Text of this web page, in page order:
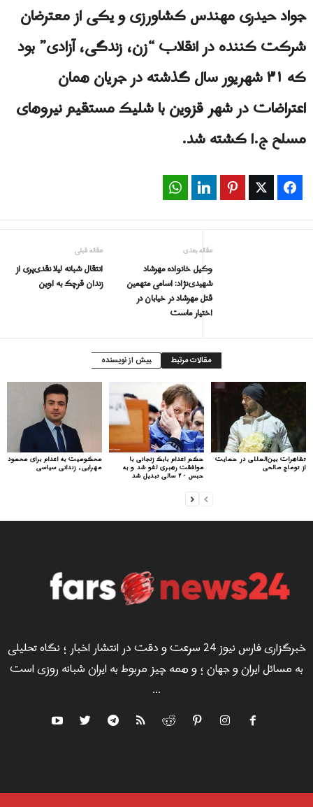
جواد حیدری مهندس کشاورزی و یکی از معترضان
شرکت کننده در انقلاب “زن، زندگی، آزادی” بود
که ۳۱ شهریور سال گذشته در جریان همان
اعتراضات در شهر قزوین با شلیک مستقیم نیروهای
مسلح ج.ا کشته شد.
Facebook
Twitter
Pinterest
LinkedIn
مقاله قبلی
انتقال شبانه لیلا نقدی‌پری از
زندان قرچک به اوین
مقاله بعدی
وکیل خانواده مهرشاد
شهیدی‌نژاد: اسامی متهمین
قتل مهرشاد در خیابان در
اختیار ماست
مقالات مرتبط بیش از نویسنده
محکومیت به اعدام برای محمود
مهرابی، زندانی سیاسی
حکم اعدام بابک زنجانی با
موافقت رهبری لغو شد و به
حبس ۲۰ سالی تبدیل شد
تظاهرات بین‌المللی در حمایت
از توماج صالحی
خبرگزاری فارس نیوز 24 سرعت و دقت در انتشار اخبار ؛ نگاه تحلیلی
به مسائل ایران و جهان ؛ و همه چیز مربوط به ایران شبانه روزی است
...